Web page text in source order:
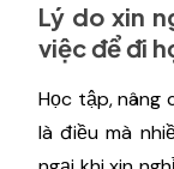
Lý do xin
việc để đi
Học tập, nâng
là điều mà